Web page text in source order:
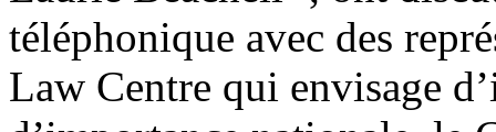
téléphonique avec des
Law Centre qui envisage